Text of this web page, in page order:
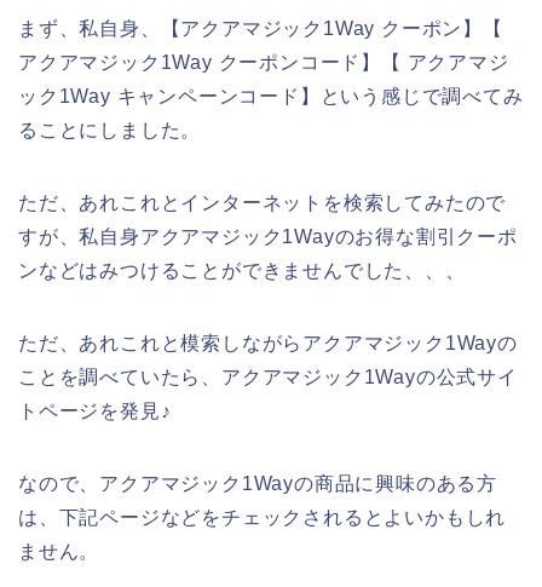
まず、私自身、【アクアマジック1Way クーポン】【
アクアマジック1Way クーポンコード】【 アクアマジ
ック1Way キャンペーンコード】という感じで調べてみ
ることにしました。
ただ、あれこれとインターネットを検索してみたので
すが、私自身アクアマジック1Wayのお得な割引クーポ
ンなどはみつけることができませんでした、、、
ただ、あれこれと模索しながらアクアマジック1Wayの
ことを調べていたら、アクアマジック1Wayの公式サイ
トページを発見♪
なので、アクアマジック1Wayの商品に興味のある方
は、下記ページなどをチェックされるとよいかもしれ
ません。